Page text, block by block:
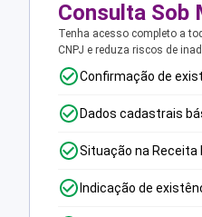
Consulta Sob
Tenha acesso completo a
CNPJ e reduza riscos de
Confirmação de
Dados cadastrais
Situação na Receita
Indicação de